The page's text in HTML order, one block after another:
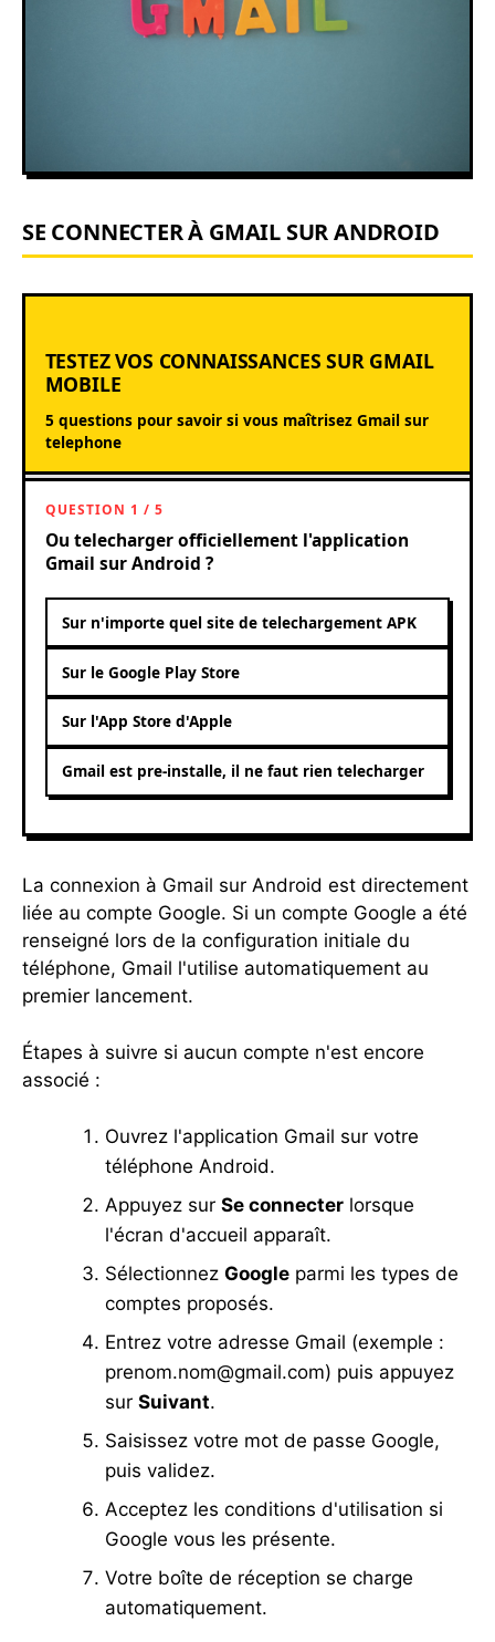
SE CONNECTER À GMAIL SUR ANDROID
TESTEZ VOS CONNAISSANCES SUR GMAIL
MOBILE
5 questions pour savoir si vous maîtrisez Gmail sur
telephone
QUESTION 1 / 5
Ou telecharger officiellement l'application
Gmail sur Android ?
Sur n'importe quel site de telechargement APK
Sur le Google Play Store
Sur l'App Store d'Apple
Gmail est pre-installe, il ne faut rien telecharger
La connexion à Gmail sur Android est directement
liée au compte Google. Si un compte Google a été
renseigné lors de la configuration initiale du
téléphone, Gmail l'utilise automatiquement au
premier lancement.
Étapes à suivre si aucun compte n'est encore
associé :
Ouvrez l'application Gmail sur votre
téléphone Android.
Appuyez sur Se connecter lorsque
l'écran d'accueil apparaît.
Sélectionnez Google parmi les types de
comptes proposés.
Entrez votre adresse Gmail (exemple :
prenom.nom@gmail.com) puis appuyez
sur Suivant.
Saisissez votre mot de passe Google,
puis validez.
Acceptez les conditions d'utilisation si
Google vous les présente.
Votre boîte de réception se charge
automatiquement.